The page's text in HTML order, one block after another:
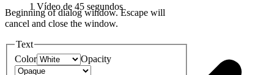
Beginning of dialog window. Escape will
cancel and close the window.
Text
Color
Opacity
1 Vídeo de 45 segundos